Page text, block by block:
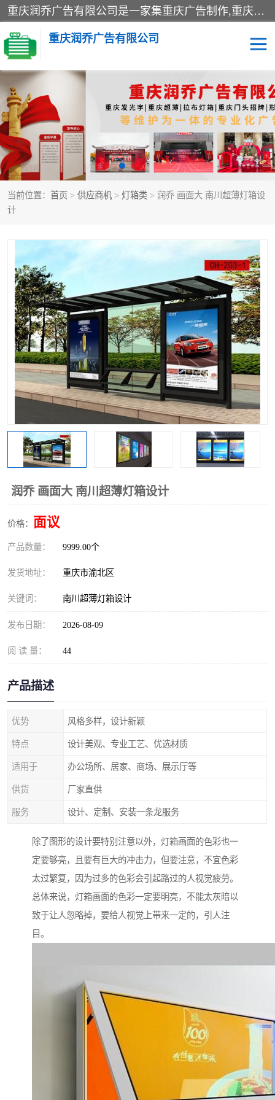
重庆润乔广告有限公司是一家集重庆广告制作,重庆标识标牌,亚克力发光字,led发光字,树脂发光字,超薄灯箱,拉布灯箱,吸塑灯箱,门头招牌,企业形象墙,写真喷绘,x展架,拉网展架,广告展架,条幅,锦旗设计,制作,施工,维护为一体的专业化广告公司.
重庆润乔广告有限公司
当前位置： 首页 > 供应商机 > 灯箱类 > 润乔 画面大 南川超薄灯箱设
计
润乔 画面大 南川超薄灯箱设计
价格： 面议
产品数量： 9999.00个
发货地址： 重庆市渝北区
关键词： 南川超薄灯箱设计
发布日期： 2026-08-09
阅 读 量： 44
产品描述
优势 风格多样，设计新颖
特点 设计美观、专业工艺、优选材质
适用于 办公场所、居家、商场、展示厅等
供货 厂家直供
服务 设计、定制、安装一条龙服务
除了图形的设计要特别注意以外，灯箱画面的色彩也一
定要够亮，且要有巨大的冲击力，但要注意，不宜色彩
太过繁复，因为过多的色彩会引起路过的人视觉疲劳。
总体来说，灯箱画面的色彩一定要明亮，不能太灰暗以
致于让人忽略掉，要给人视觉上带来一定的，引人注
目。
招牌类 发光字类
灯箱类 形象墙类
标识标牌类 写真喷绘类
展架 条幅